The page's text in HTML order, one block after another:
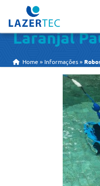
Robos para
Laranjal
Home » Informações »